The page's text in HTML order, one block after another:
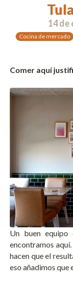
14 de
Cocina de mercado
Comer aquí
Un buen
encontramos
hacen que el
eso añadimos que